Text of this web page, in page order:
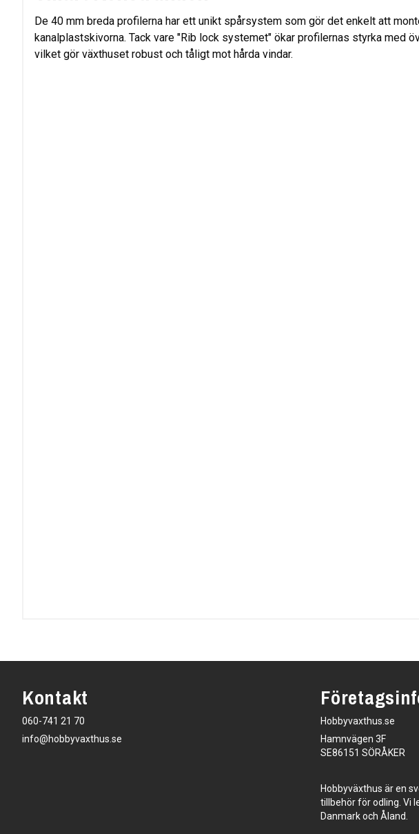
De 40 mm breda profilerna har ett unikt spårsystem som gör det enkelt att
kanalplastskivorna. Tack vare "Rib lock systemet" ökar profilernas styrka med
vilket gör växthuset robust och tåligt mot hårda vindar.
Kontakt
060-741 21 70
info@hobbyvaxthus.se
Hobbyvaxthus.se
Hamnvägen 3F
SE86151 SÖRÅKER
Hobbyväxthus är en
tillbehör för odling. Vi
Danmark och Åland.